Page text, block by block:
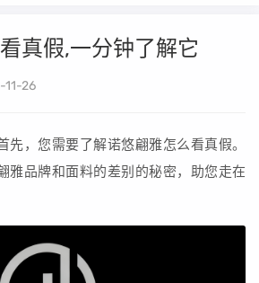
真假,一分钟了解它
11-26
先，您需要了解诺悠翩雅怎么看真假。
雅品牌和面料的差别的秘密，助您走在